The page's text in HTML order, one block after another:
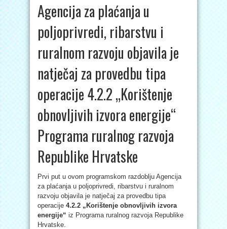
Agencija za plaćanja u
poljoprivredi, ribarstvu i
ruralnom razvoju objavila je
natječaj za provedbu tipa
operacije 4.2.2 „Korištenje
obnovljivih izvora energije“
Programa ruralnog razvoja
Republike Hrvatske
Prvi put u ovom programskom razdoblju Agencija
za plaćanja u poljoprivredi, ribarstvu i ruralnom
razvoju objavila je natječaj za provedbu tipa
operacije 4.2.2 „Korištenje obnovljivih izvora
energije“ iz Programa ruralnog razvoja Republike
Hrvatske.